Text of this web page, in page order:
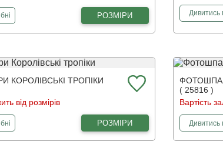
РОЗМІРИ Дивитись
КОРОЛІВСЬКІ ТРОПІКИ
від розмірів
РОЗМІРИ
( 25816 )
Вартість
Дивитись